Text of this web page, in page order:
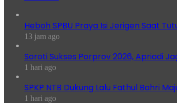
Heboh SPBU Praya Isi Jerigen Saat
13 jam ago
Soroti Sukses Porprov 2026, Apriadi
1 hari ago
SPKP NTB Dukung Lalu Fathul Bahri
1 hari ago